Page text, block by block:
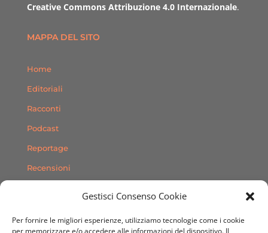
Gestisci Consenso Cookie
Per fornire le migliori esperienze, utilizziamo tecnologie come i cookie
per memorizzare e/o accedere alle informazioni del dispositivo. Il
Creative Commons Attribuzione 4.0 Internazionale.
MAPPA DEL SITO
Home
Editoriali
Racconti
Podcast
Reportage
Recensioni
Contatti